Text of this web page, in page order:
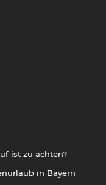
ist zu achten?
in Bayern